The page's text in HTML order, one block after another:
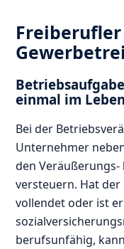
einmal im Leben
Bei der
Unternehmer
den
versteuern. Hat
vollendet oder ist
berufsunfähig,